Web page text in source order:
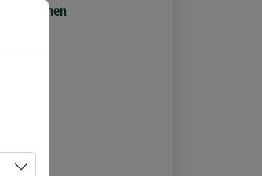
Erdmännchen